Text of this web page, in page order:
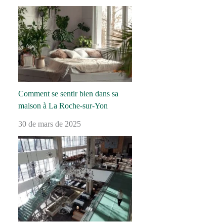
Comment se sentir bien dans sa
maison à La Roche-sur-Yon
30 de mars de 2025